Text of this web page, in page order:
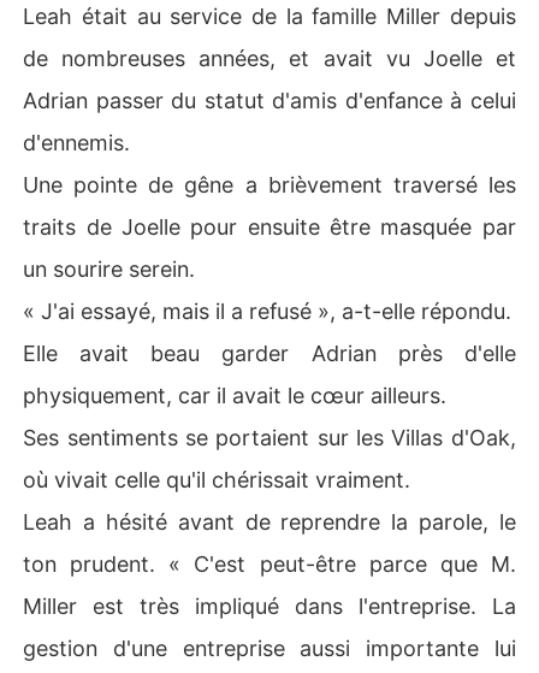
Leah était au service de la famille Miller depuis
de nombreuses années, et avait vu Joelle et
Adrian passer du statut d'amis d'enfance à celui
d'ennemis.
Une pointe de gêne a brièvement traversé les
traits de Joelle pour ensuite être masquée par
un sourire serein.
« J'ai essayé, mais il a refusé », a-t-elle répondu.
Elle avait beau garder Adrian près d'elle
physiquement, car il avait le cœur ailleurs.
Ses sentiments se portaient sur les Villas d'Oak,
où vivait celle qu'il chérissait vraiment.
Leah a hésité avant de reprendre la parole, le
ton prudent. « C'est peut-être parce que M.
Miller est très impliqué dans l'entreprise. La
gestion d'une entreprise aussi importante lui